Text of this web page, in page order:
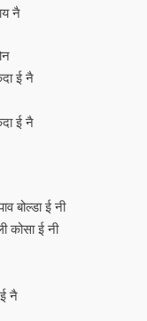
नै
ई नै
ई नै
बोल्डा ई नी
कोसा ई नी
नै